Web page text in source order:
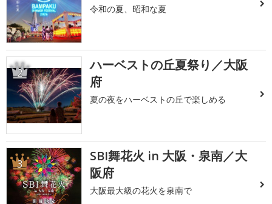
令和の夏、昭和な夏
2
ハーベストの丘夏祭り／大阪
府
夏の夜をハーベストの丘で楽しめる
3
SBI舞花火 in 大阪・泉南／大
阪府
大阪最大級の花火を泉南で